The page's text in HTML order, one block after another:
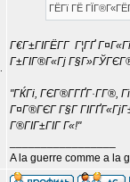
ГЁГї ГЁ
Г€Г±ГІГЁГ­Г Г¦ГҐ
Г±ГІГ®Г«Гј
"ГЌГі, ГЄГ®Г­ГҐГ·Г­Г®,
Г¤Г®ГЄГ Г§Г
Г®ГІГ±ГІГ Г«!"
A la guerre comme a la